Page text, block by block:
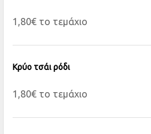
1,80€ το τεμάχιο
Κρύο τσάι ρόδι
1,80€ το τεμάχιο